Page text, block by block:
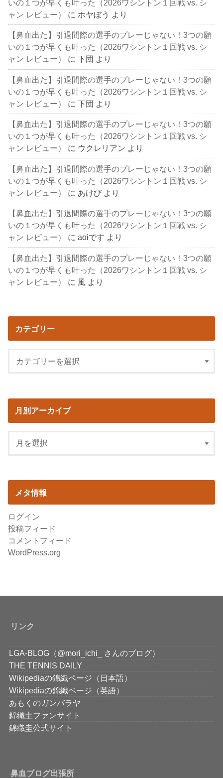
いの１つが早くも叶った（2026ワシントン１回戦 vs. シ
ャン レビュー）
に ホヤぼう より
【鼻血出た】引退間際の選手のプレーじゃない！3つの願
いの１つが早くも叶った（2026ワシントン１回戦 vs. シ
ャン レビュー）
に下団 より
【鼻血出た】引退間際の選手のプレーじゃない！3つの願
いの１つが早くも叶った（2026ワシントン１回戦 vs. シ
ャン レビュー）
に下団 より
【鼻血出た】引退間際の選手のプレーじゃない！3つの願
いの１つが早くも叶った（2026ワシントン１回戦 vs. シ
ャン レビュー）
に ウクレリアン より
【鼻血出た】引退間際の選手のプレーじゃない！3つの願
いの１つが早くも叶った（2026ワシントン１回戦 vs. シ
ャン レビュー）
に あけび より
【鼻血出た】引退間際の選手のプレーじゃない！3つの願
いの１つが早くも叶った（2026ワシントン１回戦 vs. シ
ャン レビュー）
にaoiです より
【鼻血出た】引退間際の選手のプレーじゃない！3つの願
いの１つが早くも叶った（2026ワシントン１回戦 vs. シ
ャン レビュー）
に 風 より
カテゴリー
月別アーカイブ
メタ情報
ログイン
投稿フィード
コメントフィード
WordPress.org
リンク
LGA-BLOG（@mori_ichi_ さんのブログ）
THE TENNIS DAILY
Wikipediaの錦織ページ（日本語）
Wikipediaの錦織ページ（英語）
あもくのガンバラヤ
錦織圭ファンサイト
錦織圭公式サイト
鼻血ブログ出張所